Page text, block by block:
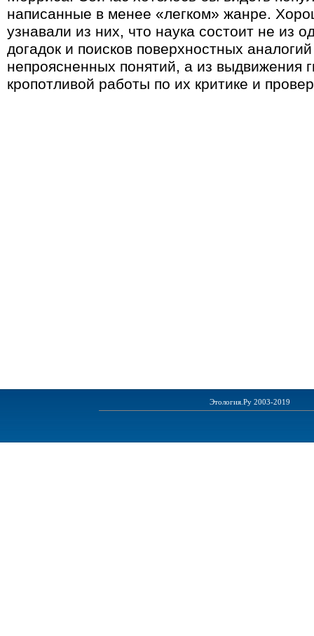
написанные в менее «легком» жанре.
узнавали из них, что наука состоит не из
догадок и поисков поверхностных
непроясненных понятий, а из выдвижения
кропотливой работы по их критике и
Этология.Ру 2003-2019